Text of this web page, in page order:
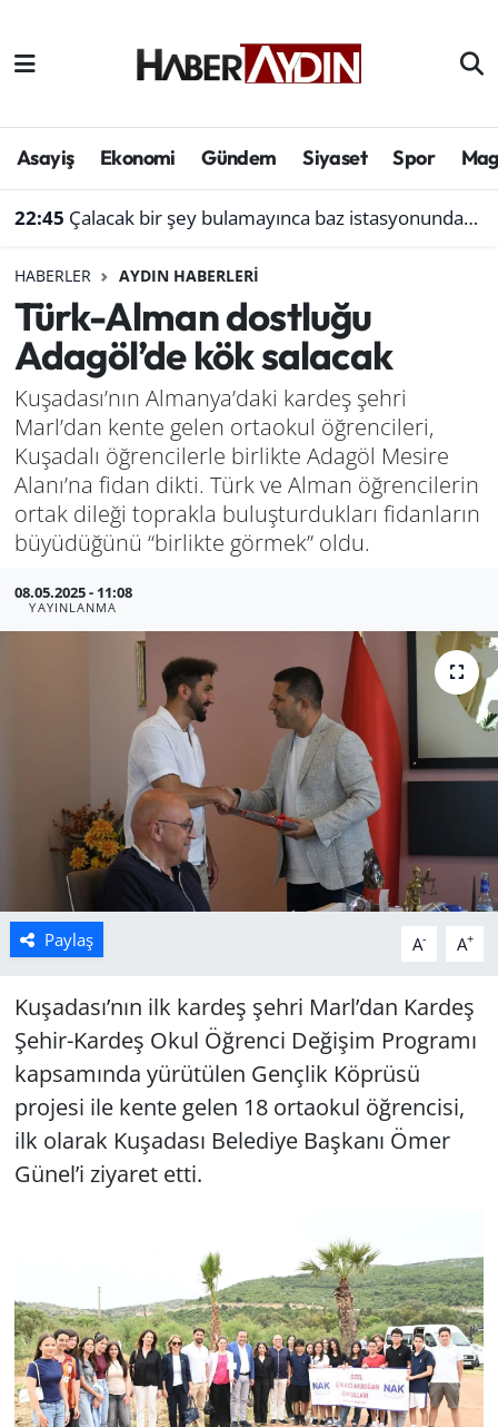
Asayiş Ekonomi Gündem Siyaset Spor
22:45 Çalacak bir şey bulamayınca baz istasyonundan akü çaldı
HABERLER AYDIN HABERLERI
Türk-Alman dostluğu
Adagöl’de kök salacak
Kuşadası’nın Almanya’daki kardeş şehri
Marl’dan kente gelen ortaokul öğrencileri,
Kuşadalı öğrencilerle birlikte Adagöl Mesire
Alanı’na fidan dikti. Türk ve Alman öğrencilerin
ortak dileği toprakla buluşturdukları fidanların
büyüdüğünü “birlikte görmek” oldu.
08.05.2025 - 11:08
YAYINLANMA
Paylaş A- A+
Kuşadası’nın ilk kardeş şehri Marl’dan Kardeş
Şehir-Kardeş Okul Öğrenci Değişim Programı
kapsamında yürütülen Gençlik Köprüsü
projesi ile kente gelen 18 ortaokul öğrencisi,
ilk olarak Kuşadası Belediye Başkanı Ömer
Günel’i ziyaret etti.
Afyonkarahisar
Çevre
Genel
Haber
Izmir
Kütahya
Manisa
Muğla
Politika
Aydın Hava Durumu
Süper Lig Puan Durumu ve Fikstür
Son Dakika Haberleri
Haber Arşivi